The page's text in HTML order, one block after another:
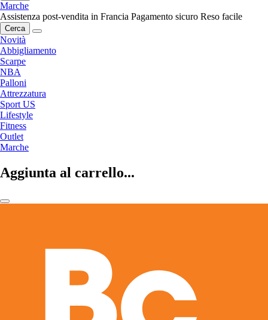
Marche
Assistenza post-vendita in Francia Pagamento sicuro Reso facile
Cerca
Novità
Abbigliamento
Scarpe
NBA
Palloni
Attrezzatura
Sport US
Lifestyle
Fitness
Outlet
Marche
Aggiunta al carrello...